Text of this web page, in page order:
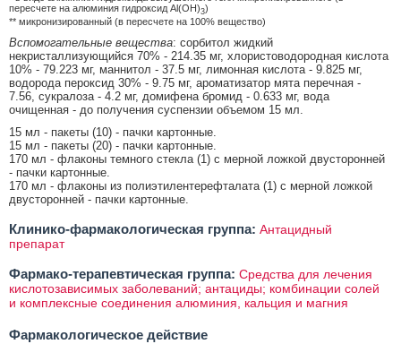
пересчете на алюминия гидроксид Аl(OH)3)
** микронизированный (в пересчете на 100% вещество)
Вспомогательные вещества: сорбитол жидкий
некристаллизующийся 70% - 214.35 мг, хлористоводородная кислота
10% - 79.223 мг, маннитол - 37.5 мг, лимонная кислота - 9.825 мг,
водорода пероксид 30% - 9.75 мг, ароматизатор мята перечная -
7.56, сукралоза - 4.2 мг, домифена бромид - 0.633 мг, вода
очищенная - до получения суспензии объемом 15 мл.
15 мл - пакеты (10) - пачки картонные.
15 мл - пакеты (20) - пачки картонные.
170 мл - флаконы темного стекла (1) с мерной ложкой двусторонней
- пачки картонные.
170 мл - флаконы из полиэтилентерефталата (1) с мерной ложкой
двусторонней - пачки картонные.
Клинико-фармакологическая группа: Антацидный
препарат
Фармако-терапевтическая группа: Средства для лечения
кислотозависимых заболеваний; антациды; комбинации солей
и комплексные соединения алюминия, кальция и магния
Фармакологическое действие